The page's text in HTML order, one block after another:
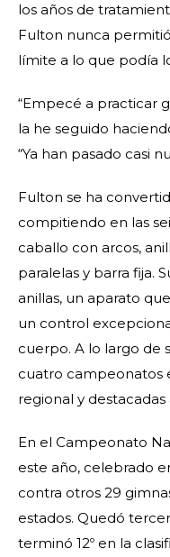
los años de
Fulton nunca
límite a lo que podía
“Empecé a practicar
la he seguido
“Ya han pasado casi
Fulton se ha
compitiendo en las
caballo con arcos,
paralelas y barra fija.
anillas, un aparato
un control
cuerpo. A lo largo de
cuatro campeonatos
regional y
En el Campeonato
este año, celebrado
contra otros 29
estados. Quedó
terminó 12º en la